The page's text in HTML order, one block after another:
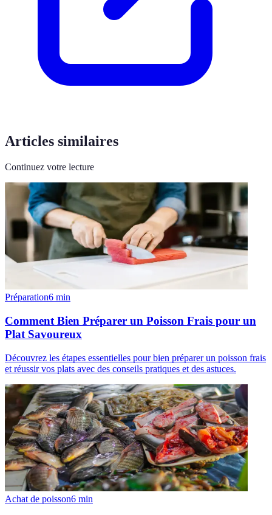
Articles similaires
Continuez votre lecture
Préparation6 min
Comment Bien Préparer un Poisson Frais pour un
Plat Savoureux
Découvrez les étapes essentielles pour bien préparer un poisson frais
et réussir vos plats avec des conseils pratiques et des astuces.
Achat de poisson6 min